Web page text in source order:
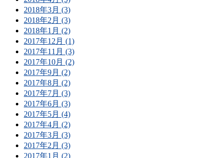
2018年3月 (3)
2018年2月 (3)
2018年1月 (2)
2017年12月 (1)
2017年11月 (3)
2017年10月 (2)
2017年9月 (2)
2017年8月 (2)
2017年7月 (3)
2017年6月 (3)
2017年5月 (4)
2017年4月 (2)
2017年3月 (3)
2017年2月 (3)
2017年1月 (2)